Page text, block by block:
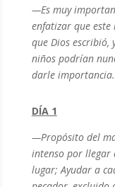
—Es muy
enfatizar que
que Dios
niños podrían
darle importancia.
DÍA 1
—Propósito del
intenso por llegar
lugar; Ayudar a